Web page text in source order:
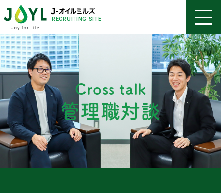
RECRUITING SITE
Cross talk
管理職対談